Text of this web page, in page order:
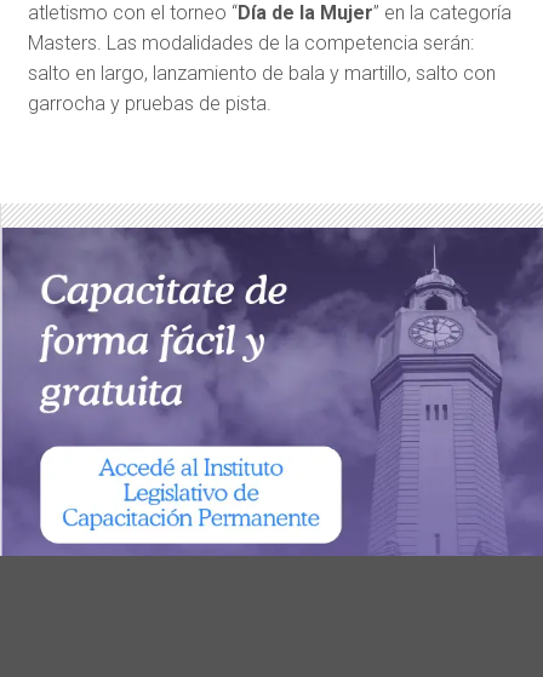
atletismo con el torneo “Día de la Mujer” en la categoría
Masters. Las modalidades de la competencia serán:
salto en largo, lanzamiento de bala y martillo, salto con
garrocha y pruebas de pista.